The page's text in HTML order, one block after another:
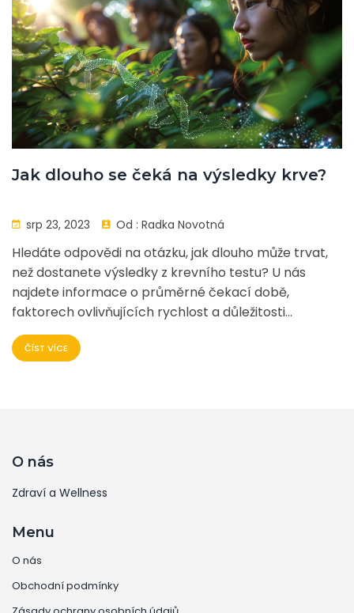
Jak dlouho se čeká na výsledky krve?
srp 23, 2023 Od : Radka Novotná
Hledáte odpovědi na otázku, jak dlouho může trvat,
než dostanete výsledky z krevního testu? U nás
najdete informace o průměrné čekací době,
faktorech ovlivňujících rychlost a důležitosti
výsledků krve. Ponořte se do světa zdravotnictví se
mnou a odhalíme společně vše, co potřebujete
ČÍST VÍCE
O nás
Zdraví a Wellness
Menu
O nás
Obchodní podmínky